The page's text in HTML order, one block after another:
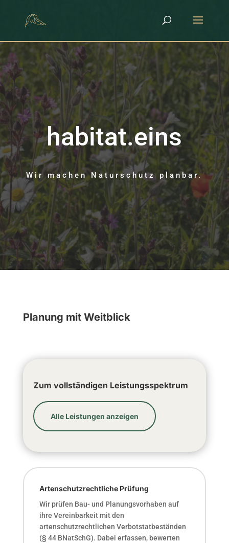
habitat.eins
Wir machen Naturschutz planbar.
Planung mit Weitblick
Zum vollständigen Leistungsspektrum
Alle Leistungen anzeigen
Artenschutzrechtliche Prüfung
Wir prüfen Bau- und Planungsvorhaben auf
ihre Vereinbarkeit mit den
artenschutzrechtlichen Verbotstatbeständen
(§ 44 BNatSchG). Dabei erfassen, bewerten